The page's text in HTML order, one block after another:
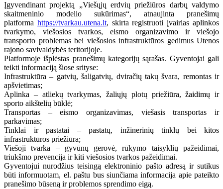
Įgyvendinant projektą „Viešųjų erdvių priežiūros darbų valdymo
skaitmeninio modelio sukūrimas“, atnaujinta pranešimų
platforma https://tvarkau.utena.lt, skirta registruoti įvairias aplinkos
tvarkymo, viešosios tvarkos, eismo organizavimo ir viešojo
transporto problemas bei viešosios infrastruktūros gedimus Utenos
rajono savivaldybės teritorijoje.
Platformoje išplėstas pranešimų kategorijų sąrašas. Gyventojai gali
teikti informaciją šiose srityse:
Infrastruktūra – gatvių, šaligatvių, dviračių takų švara, remontas ir
apšvietimas;
Aplinka – atliekų tvarkymas, žaliųjų plotų priežiūra, žaidimų ir
sporto aikštelių būklė;
Transportas – eismo organizavimas, viešasis transportas ir
parkavimas;
Tinklai ir pastatai – pastatų, inžinerinių tinklų bei kitos
infrastruktūros priežiūra;
Viešoji tvarka – gyvūnų gerovė, rūkymo taisyklių pažeidimai,
triukšmo prevencija ir kiti viešosios tvarkos pažeidimai.
Gyventojui nurodžius teisingą elektroninio pašto adresą ir sutikus
būti informuotam, el. paštu bus siunčiama informacija apie pateikto
pranešimo būseną ir problemos sprendimo eigą.